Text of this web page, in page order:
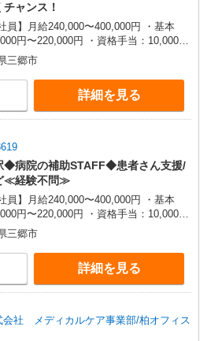
ャンス！
員】月給240,000〜400,000円 ・基本
円〜220,000円 ・資格手当：10,000〜
・役職手当：10,000〜70,000円 ・処遇改
〜60,000円（勤続年数、保有資格
） ・固定残業手当：20,000円（10時
残業時間を超過する場合には超過勤務
別途支給 ・夜勤手当：10,000円/1回
症介護基礎研修 ・初任者研修 ・実務
介護福祉士 など
三郷市
詳細を見る
◆病院の補助STAFF◆患者さん支援/
≪経験不問≫
員】月給240,000〜400,000円 ・基本
円〜220,000円 ・資格手当：10,000〜
・役職手当：10,000〜70,000円 ・処遇改
〜60,000円（勤続年数、保有資格
） ・固定残業手当：20,000円（10時
残業時間を超過する場合には超過勤務
別途支給 ・夜勤手当：10,000円/1回
支給） 下記資格をお持ちの方
症介護基礎研修 ・初任者研修 ・実務
介護福祉士 など
三郷市
詳細を見る
会社 メディカルケア事業部/柏オフィス